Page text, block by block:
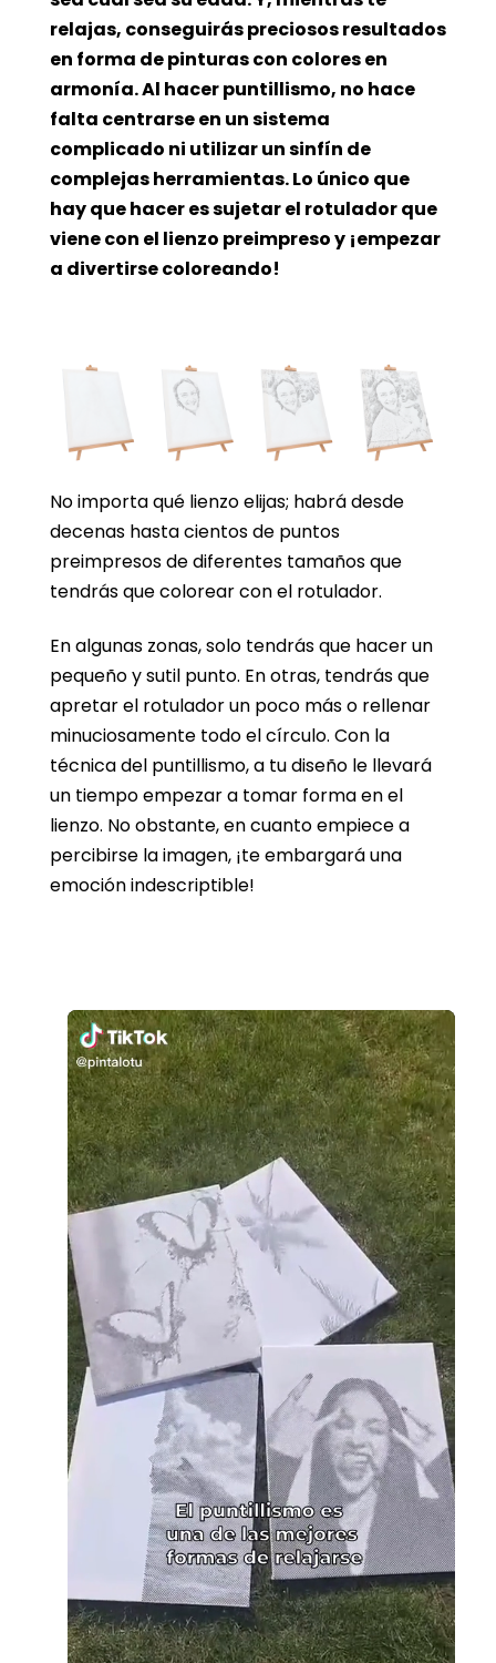
relajas, conseguirás preciosos resultados
en forma de pinturas con colores en
armonía. Al hacer puntillismo, no hace
falta centrarse en un sistema
complicado ni utilizar un sinfín de
complejas herramientas. Lo único que
hay que hacer es sujetar el rotulador que
viene con el lienzo preimpreso y ¡empezar
a divertirse coloreando!
No importa qué lienzo elijas; habrá desde
decenas hasta cientos de puntos
preimpresos de diferentes tamaños que
tendrás que colorear con el rotulador.
En algunas zonas, solo tendrás que hacer un
pequeño y sutil punto. En otras, tendrás que
apretar el rotulador un poco más o rellenar
minuciosamente todo el círculo. Con la
técnica del puntillismo, a tu diseño le llevará
un tiempo empezar a tomar forma en el
lienzo. No obstante, en cuanto empiece a
percibirse la imagen, ¡te embargará una
emoción indescriptible!